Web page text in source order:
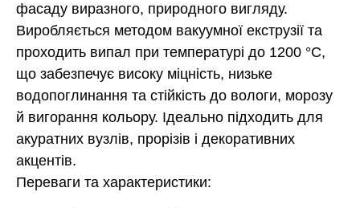
фасаду виразного, природного вигляду.
Виробляється методом вакуумної екструзії та
проходить випал при температурі до 1200 °C,
що забезпечує високу міцність, низьке
водопоглинання та стійкість до вологи, морозу
й вигорання кольору. Ідеально підходить для
акуратних вузлів, прорізів і декоративних
акцентів.
Переваги та характеристики: